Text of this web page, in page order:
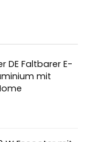
DE Faltbarer E-
mit